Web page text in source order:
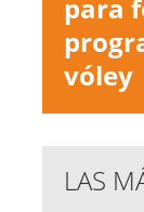
para
vóley
LAS